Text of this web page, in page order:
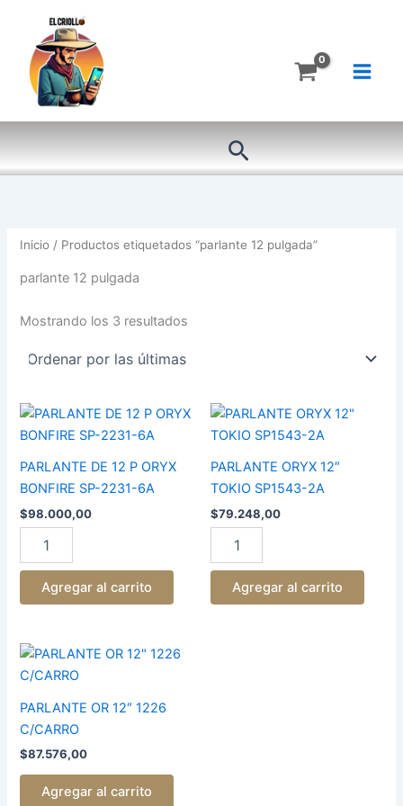
contenido
Buscar
Inicio / Productos etiquetados “parlante 12 pulgada”
parlante 12 pulgada
Mostrando los 3 resultados
PARLANTE DE 12 P ORYX
BONFIRE SP-2231-6A
$98.000,00
PARLANTE
DE
P
ORYX
SP-
2231-
cantidad
Agregar al carrito
PARLANTE ORYX 12″
TOKIO SP1543-2A
$79.248,00
PARLANTE
ORYX
TOKIO
SP1543-
cantidad
Agregar al carrito
PARLANTE OR 12″ 1226
C/CARRO
$87.576,00
PARLANTE
OR
12"
1226
C/CARRO
cantidad
Agregar al carrito